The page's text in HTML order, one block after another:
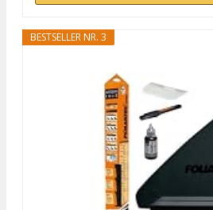
BESTSELLER NR. 3